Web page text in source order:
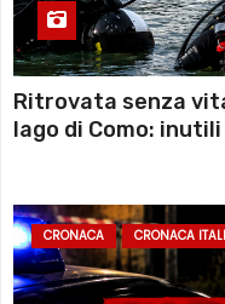
Ritrovata senza
lago di Como:
CRONACA CRONACA